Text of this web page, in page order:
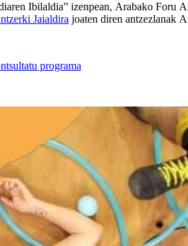
Ibilaldia” izenpean, Arabako Foru
Jaialdira joaten diren antzezlanak
programa